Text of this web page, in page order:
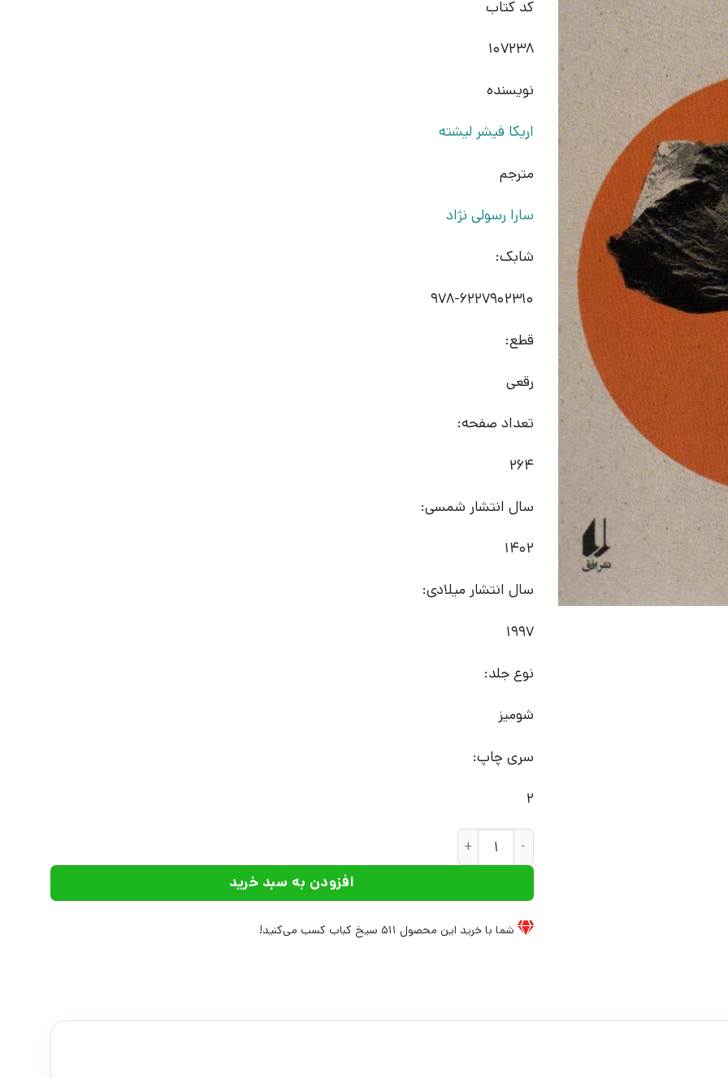
کد کتاب
107238
نویسنده
اریکا فیشر لیشته
مترجم
سارا رسولی نژاد
شابک:
978-6227902310
قطع:
رقعی
تعداد صفحه:
264
سال انتشار شمسی:
1402
سال انتشار میلادی:
1997
نوع جلد:
شومیز
سری چاپ:
2
کتاب تئاتر،تماشا و نگاه برانگیخته از منظری اروپایی (1) | انتشارات افق عدد
افزودن به سبد خرید
شما با خرید این محصول 511 سیخ کباب کسب می‌کنید!